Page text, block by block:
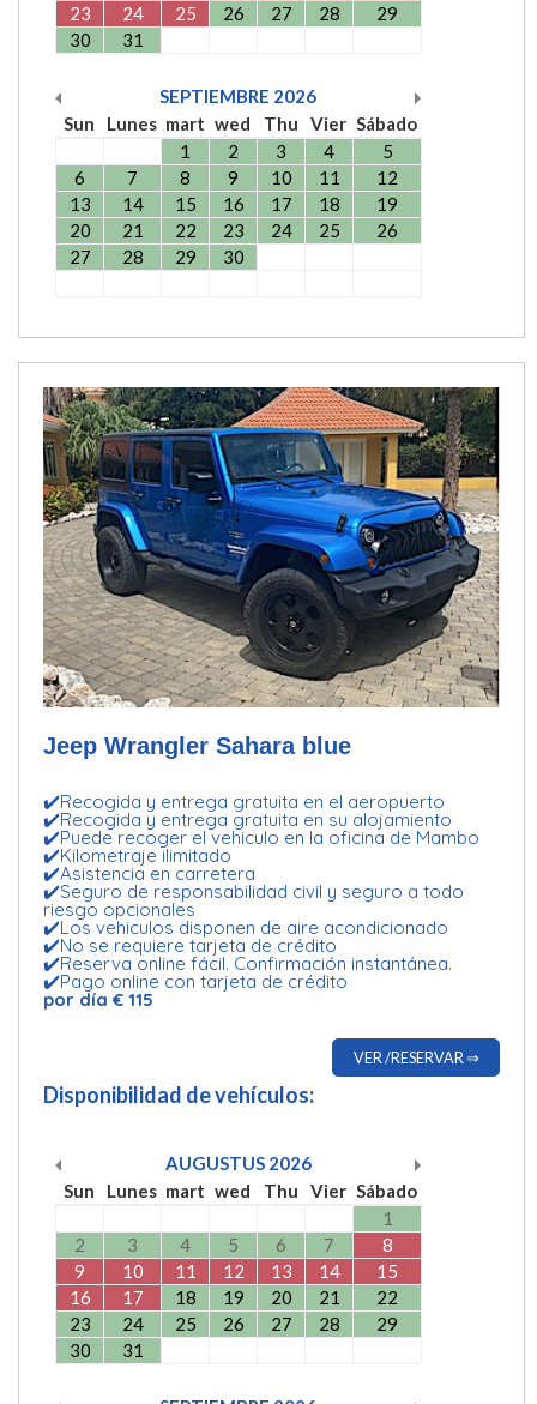
23
24 25 26 27 28
29
30
31
SEPTIEMBRE 2026
Sun
Lunes mart wed Thu Vier Sábado
1
2 3 4
5
6
7 8 9 10 11
12
13
14 15 16 17 18
19
20
21 22 23 24 25
26
27
28 29 30
Jeep Wrangler Sahara blue
✔️Recogida y entrega gratuita en el aeropuerto
✔️Recogida y entrega gratuita en su alojamiento
✔️Puede recoger el vehiculo en la oficina de Mambo
✔️Kilometraje ilimitado
✔️Asistencia en carretera
✔️Seguro de responsabilidad civil y seguro a todo
riesgo opcionales
✔️Los vehiculos disponen de aire acondicionado
✔️No se requiere tarjeta de crédito
✔️Reserva online fácil. Confirmación instantánea.
✔️Pago online con tarjeta de crédito
por día € 115
VER /RESERVAR ⇒
Disponibilidad de vehículos:
AUGUSTUS 2026
Sun
Lunes mart wed Thu Vier Sábado
1
2
3 4 5 6 7
8
9
10 11 12 13 14
15
16
17 18 19 20 21
22
23
24 25 26 27 28
29
30
31